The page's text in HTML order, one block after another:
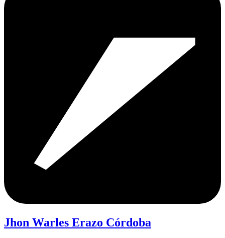
Jhon Warles Erazo Córdoba